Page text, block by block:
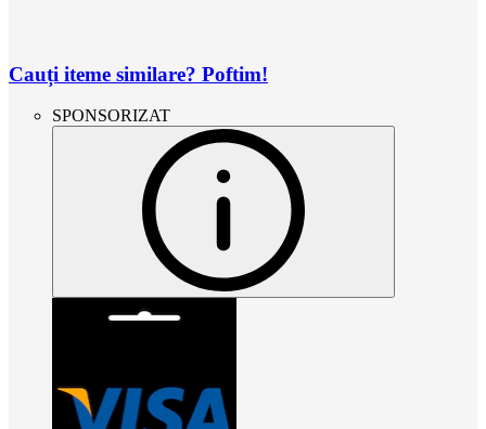
Cauți iteme similare? Poftim!
SPONSORIZAT